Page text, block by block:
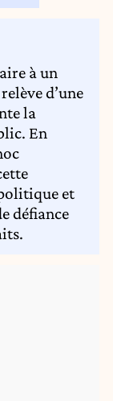
à un
d’une
la
En
et
défiance